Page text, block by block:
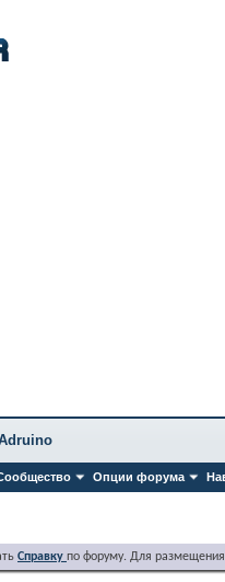
Опции форума
Справку по форуму. Для